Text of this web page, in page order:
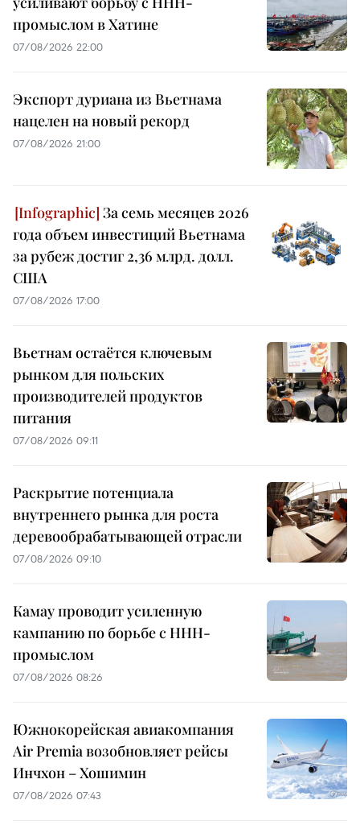
промыслом в Хатине
07/08/2026 22:00
Экспорт дуриана из Вьетнама
нацелен на новый рекорд
07/08/2026 21:00
За семь месяцев 2026
года объем инвестиций Вьетнама
за рубеж достиг 2,36 млрд. долл.
США
07/08/2026 17:00
Вьетнам остаётся ключевым
рынком для польских
производителей продуктов
питания
07/08/2026 09:11
Раскрытие потенциала
внутреннего рынка для роста
деревообрабатывающей отрасли
07/08/2026 09:10
Камау проводит усиленную
кампанию по борьбе с ННН-
промыслом
07/08/2026 08:26
Южнокорейская авиакомпания
Air Premia возобновляет рейсы
Инчхон – Хошимин
07/08/2026 07:43